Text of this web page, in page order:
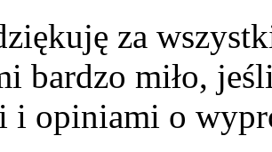
za
bardzo miło,
i opiniami o